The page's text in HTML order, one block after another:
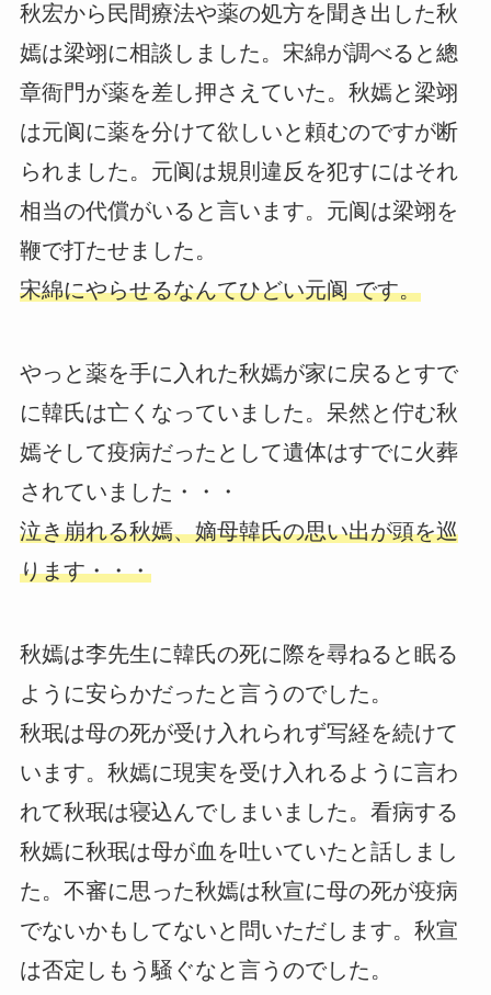
秋宏から民間療法や薬の処方を聞き出した秋
嫣は梁翊に相談しました。宋綿が調べると總
章衙門が薬を差し押さえていた。秋嫣と梁翊
は元阆に薬を分けて欲しいと頼むのですが断
られました。元阆は規則違反を犯すにはそれ
相当の代償がいると言います。元阆は梁翊を
鞭で打たせました。
宋綿にやらせるなんてひどい元阆 です。
やっと薬を手に入れた秋嫣が家に戻るとすで
に韓氏は亡くなっていました。呆然と佇む秋
嫣そして疫病だったとして遺体はすでに火葬
されていました・・・
泣き崩れる秋嫣、嫡母韓氏の思い出が頭を巡
ります・・・
秋嫣は李先生に韓氏の死に際を尋ねると眠る
ように安らかだったと言うのでした。
秋珉は母の死が受け入れられず写経を続けて
います。秋嫣に現実を受け入れるように言わ
れて秋珉は寝込んでしまいました。看病する
秋嫣に秋珉は母が血を吐いていたと話しまし
た。不審に思った秋嫣は秋宣に母の死が疫病
でないかもしてないと問いただします。秋宣
は否定しもう騒ぐなと言うのでした。